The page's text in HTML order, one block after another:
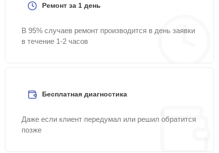
Ремонт за 1 день
В 95% случаев ремонт производится в день заявки
в течение 1-2 часов
Бесплатная диагностика
Даже если клиент передумал или решил обратится
позже